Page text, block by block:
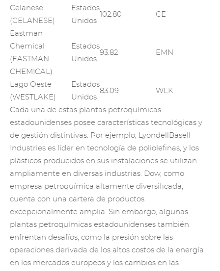
Celanese
(CELANESE)
Estados
Unidos
102.80 CE
Eastman
Chemical
(EASTMAN
CHEMICAL)
Estados
Unidos
93.82 EMN
Lago Oeste
(WESTLAKE)
Estados
Unidos
83.09 WLK
Cada una de estas plantas petroquímicas
estadounidenses posee características tecnológicas y
de gestión distintivas. Por ejemplo, LyondellBasell
Industries es líder en tecnología de poliolefinas, y los
plásticos producidos en sus instalaciones se utilizan
ampliamente en diversas industrias. Dow, como
empresa petroquímica altamente diversificada,
cuenta con una cartera de productos
excepcionalmente amplia. Sin embargo, algunas
plantas petroquímicas estadounidenses también
enfrentan desafíos, como la presión sobre las
operaciones derivada de los altos costos de la energía
en los mercados europeos y los cambios en las